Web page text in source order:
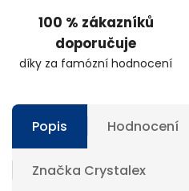
100 % zákazníků
doporučuje
díky za famózní hodnocení
Popis Hodnocení
Značka Crystalex